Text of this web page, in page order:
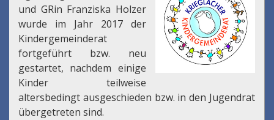
und GRin Franziska Holzer
wurde im Jahr 2017 der
Kindergemeinderat
fortgeführt bzw. neu
gestartet, nachdem einige
Kinder teilweise
altersbedingt ausgeschieden bzw. in den Jugendrat
übergetreten sind.